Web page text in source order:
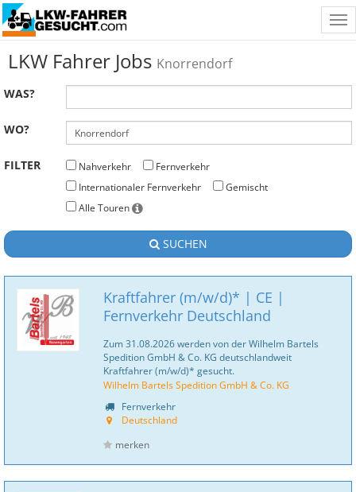
LKW Fahrer Jobs Knorrendorf
WAS?
WO?
FILTER Nahverkehr
Fernverkehr
Internationaler Fernverkehr
Gemischt
Alle Touren
SUCHEN
Kraftfahrer (m/w/d)* | CE |
Fernverkehr Deutschland
Zum 31.08.2026 werden von der Wilhelm Bartels
Spedition GmbH & Co. KG deutschlandweit
Kraftfahrer (m/w/d)* gesucht.
Wilhelm Bartels Spedition GmbH & Co. KG
Fernverkehr
Deutschland
merken